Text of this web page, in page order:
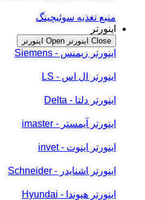
منبع تغذیه سوئیچینگ
اینورتر
Close اینورتر Open اینورتر
اینورتر زیمنس - Siemens
اینورتر ال اس - LS
اینورتر دلتا - Delta
اینورتر آیمستر - imaster
اینورتر اینوت - invet
اینورتر اشنایدر - Schneider
اینورتر هیوندا - Hyundai